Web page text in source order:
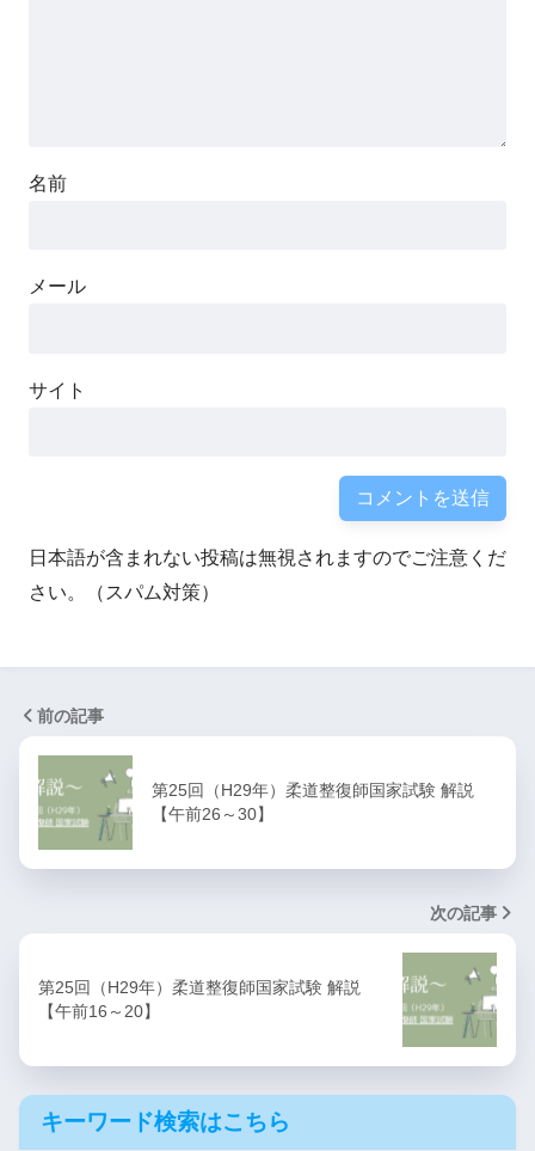
名前
メール
サイト
日本語が含まれない投稿は無視されますのでご注意くだ
さい。（スパム対策）
前の記事
第25回（H29年）柔道整復師国家試験 解説
【午前26～30】
次の記事
第25回（H29年）柔道整復師国家試験 解説
【午前16～20】
キーワード検索はこちら